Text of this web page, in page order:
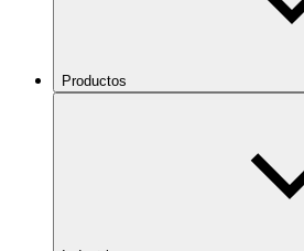
Productos